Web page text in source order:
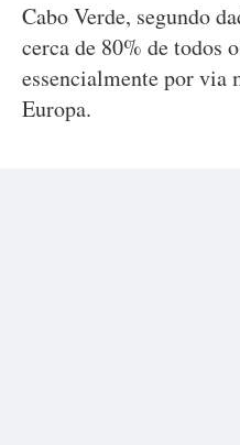
Cabo Verde, segundo
cerca de 80% de todos
essencialmente por via
Europa.